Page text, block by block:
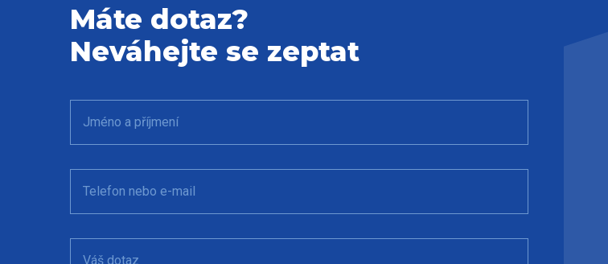
Máte dotaz?
Neváhejte se zeptat
Jméno a příjmení
Telefon nebo e-mail
Váš dotaz